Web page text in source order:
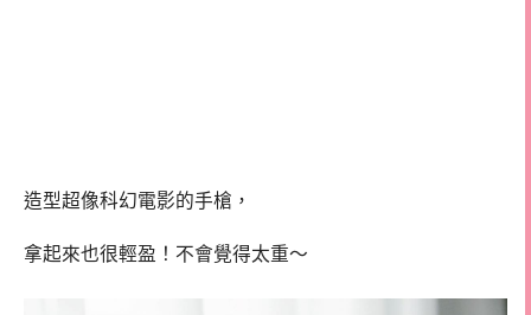
造型超像科幻電影的手槍，
拿起來也很輕盈！不會覺得太重～